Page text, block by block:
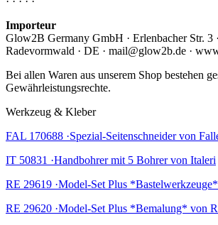
Importeur
Glow2B Germany GmbH · Erlenbacher Str. 3
Radevormwald · DE · mail@glow2b.de ·
Bei allen Waren aus unserem Shop bestehen
Gewährleistungsrechte.
Werkzeug & Kleber
FAL 170688 ·Spezial-Seitenschneider von
IT 50831 ·Handbohrer mit 5 Bohrer von Italeri
RE 29619 ·Model-Set Plus
RE 29620 ·Model-Set Plus *Bemalung* von